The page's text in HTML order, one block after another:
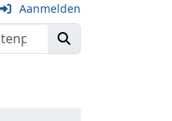
Aanmelden